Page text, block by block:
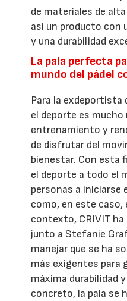
de materiales de
así un producto con
y una durabilidad
La pala perfecta
mundo del pádel
Para la
el deporte es mucho
entrenamiento y
de disfrutar del
bienestar. Con esta
el deporte a todo el
personas a iniciarse
como, en este caso,
contexto, CRIVIT
junto a Stefanie
manejar que se ha
más exigentes para
máxima durabilidad
concreto, la pala se